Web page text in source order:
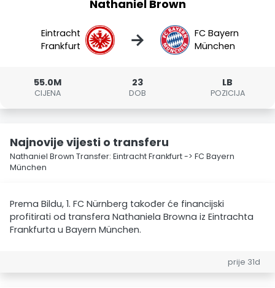
Nathaniel Brown
Eintracht
Frankfurt
→
FC Bayern
München
55.0M
CIJENA
23
DOB
LB
POZICIJA
Najnovije vijesti o transferu
Nathaniel Brown Transfer: Eintracht Frankfurt -> FC Bayern
München
Prema Bildu, 1. FC Nürnberg također će financijski
profitirati od transfera Nathaniela Browna iz Eintrachta
Frankfurta u Bayern München.
prije 31d